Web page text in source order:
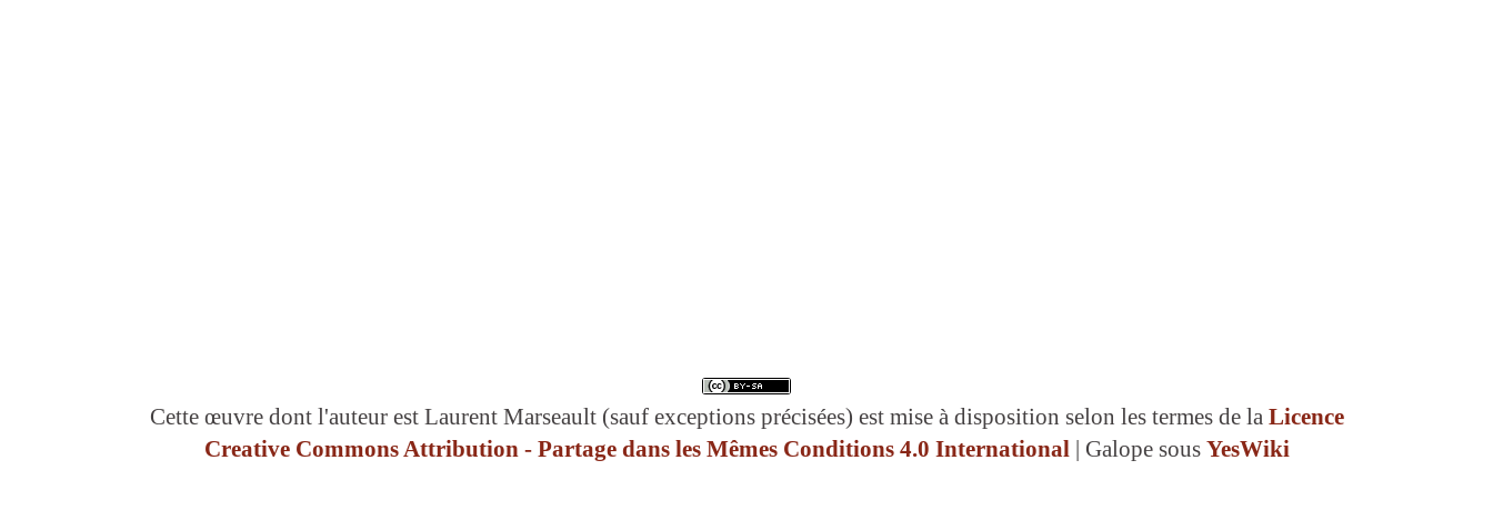
Cette œuvre dont l'auteur est Laurent Marseault (sauf exceptions précisées) est mise à disposition selon les termes de la Licence
Creative Commons Attribution - Partage dans les Mêmes Conditions 4.0 International | Galope sous YesWiki